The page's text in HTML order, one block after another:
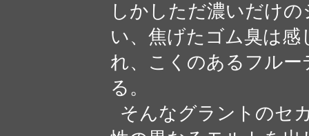
しかしただ濃いだけ
い、焦げたゴム臭は
れ、こくのあるフル
る。
そんなグラントのセ